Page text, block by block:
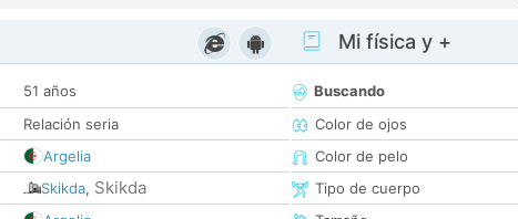
51 años
Relación seria
Argelia
Skikda, Skikda
Mi física y +
Buscando
Color de ojos
Color de pelo
Tipo de cuerpo